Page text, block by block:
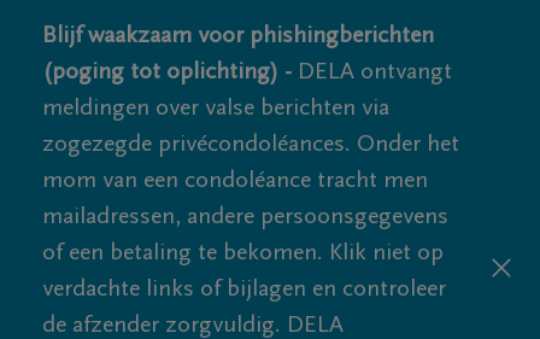
Blijf waakzaam voor phishingberichten
(poging tot oplichting) - DELA ontvangt
meldingen over valse berichten via
zogezegde privécondoléances. Onder het
mom van een condoléance tracht men
mailadressen, andere persoonsgegevens
of een betaling te bekomen. Klik niet op
verdachte links of bijlagen en controleer
de afzender zorgvuldig. DELA